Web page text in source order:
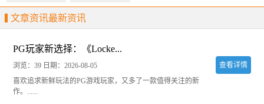
文章资讯最新资讯
PG玩家新选择：《Locke...
浏览：39日期：2026-08-05
喜欢追求新鲜玩法的PG游戏玩家，又多了一款值得关注的新
作。......
查看详情